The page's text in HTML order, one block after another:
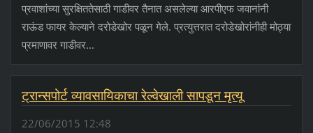
प्रवाशांच्या सुरक्षिततेसाठी गाडीवर तैनात असलेल्या आरपीएफ जवानांनी
राऊंड फायर केल्याने दरोडेखोर पळून गेले. प्रत्युत्तरात दरोडेखोरांनीही मोठ्या
प्रमाणावर गाडीवर...
ट्रान्सपोर्ट व्यावसायिकाचा रेल्वेखाली सापडून मृत्यू
22/06/2015 12:48